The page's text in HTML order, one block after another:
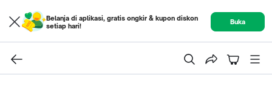
Belanja di aplikasi, gratis ongkir & kupon diskon
setiap hari!
Buka